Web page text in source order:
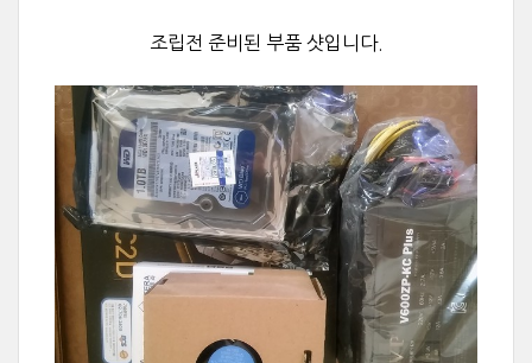
조립전 준비된 부품 샷입니다.